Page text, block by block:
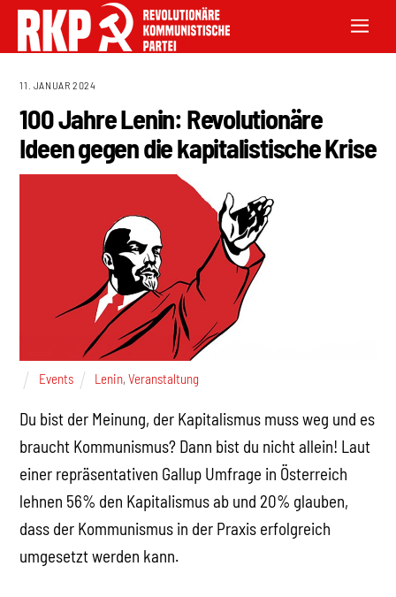
11. JANUAR 2024
100 Jahre Lenin: Revolutionäre
Ideen gegen die kapitalistische Krise
Events Lenin,Veranstaltung
Du bist der Meinung, der Kapitalismus muss weg und es
braucht Kommunismus? Dann bist du nicht allein! Laut
einer repräsentativen Gallup Umfrage in Österreich
lehnen 56% den Kapitalismus ab und 20% glauben,
dass der Kommunismus in der Praxis erfolgreich
umgesetzt werden kann.